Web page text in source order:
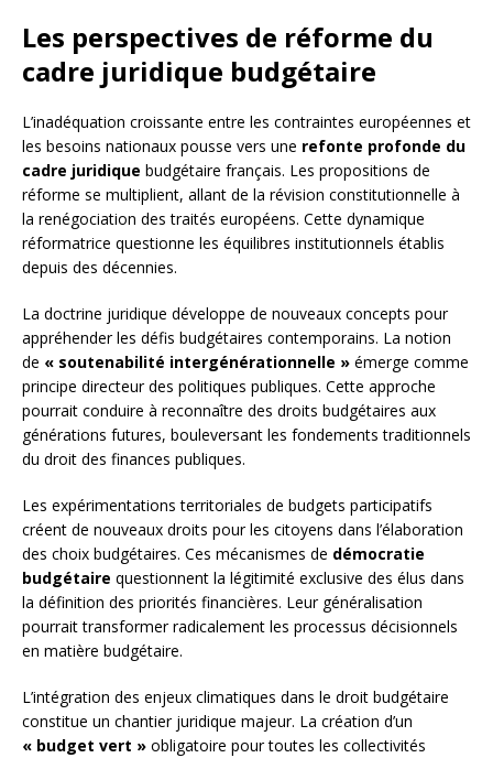
Les perspectives de réforme du
cadre juridique budgétaire
L’inadéquation croissante entre les contraintes européennes et
les besoins nationaux pousse vers une refonte profonde du
cadre juridique budgétaire français. Les propositions de
réforme se multiplient, allant de la révision constitutionnelle à
la renégociation des traités européens. Cette dynamique
réformatrice questionne les équilibres institutionnels établis
depuis des décennies.
La doctrine juridique développe de nouveaux concepts pour
appréhender les défis budgétaires contemporains. La notion
de « soutenabilité intergénérationnelle » émerge comme
principe directeur des politiques publiques. Cette approche
pourrait conduire à reconnaître des droits budgétaires aux
générations futures, bouleversant les fondements traditionnels
du droit des finances publiques.
Les expérimentations territoriales de budgets participatifs
créent de nouveaux droits pour les citoyens dans l’élaboration
des choix budgétaires. Ces mécanismes de démocratie
budgétaire questionnent la légitimité exclusive des élus dans
la définition des priorités financières. Leur généralisation
pourrait transformer radicalement les processus décisionnels
en matière budgétaire.
L’intégration des enjeux climatiques dans le droit budgétaire
constitue un chantier juridique majeur. La création d’un
« budget vert » obligatoire pour toutes les collectivités